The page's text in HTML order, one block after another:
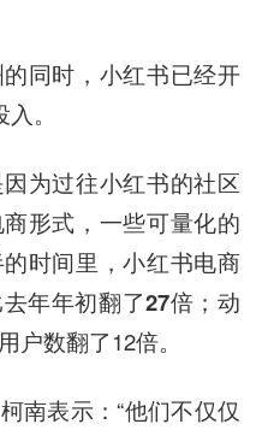
同时，小红书已经开
。
为过往小红书的社区
形式，一些可量化的
时间里，小红书电商
年年初翻了27倍； 动
户数翻了12倍。
南表示：“他们不仅仅